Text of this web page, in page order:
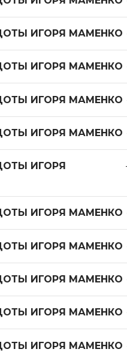
ИГОРЯ МАМЕНКО
ИГОРЯ МАМЕНКО
ИГОРЯ МАМЕНКО
ИГОРЯ МАМЕНКО
ИГОРЯ
ИГОРЯ МАМЕНКО
ИГОРЯ МАМЕНКО
ИГОРЯ МАМЕНКО
ИГОРЯ МАМЕНКО
ИГОРЯ МАМЕНКО